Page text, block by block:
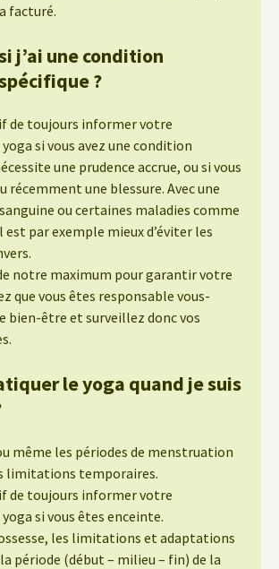
facturé.
j’ai une condition
?
de toujours informer votre
si vous avez une condition
une prudence accrue, ou si vous
récemment une blessure. Avec une
ou certaines maladies comme
par exemple mieux d’éviter les
notre maximum pour garantir votre
que vous êtes responsable vous-
bien-être et surveillez donc vos
le yoga quand je suis
même les périodes de menstruation
limitations temporaires.
de toujours informer votre
si vous êtes enceinte.
les limitations et adaptations
période (début – milieu – fin) de la